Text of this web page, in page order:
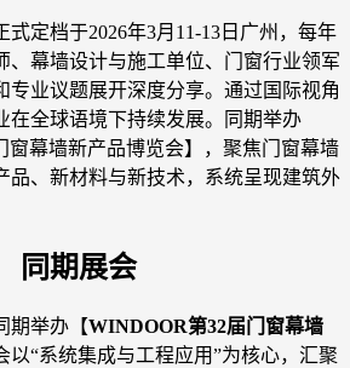
式定档于2026年3月11-13日广州，每年
、幕墙设计与施工单位、门窗行业领军
专业议题展开深度分享。通过国际视角
在全球语境下持续发展。同期举办
窗幕墙新产品博览会】，聚焦门窗幕墙
品、新材料与新技术，系统呈现建筑外
同期展会
期举办【WINDOOR第32届门窗幕墙
以“系统集成与工程应用”为核心，汇聚